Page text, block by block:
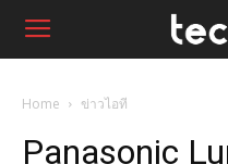
Home ข่าวไอที
Panasonic